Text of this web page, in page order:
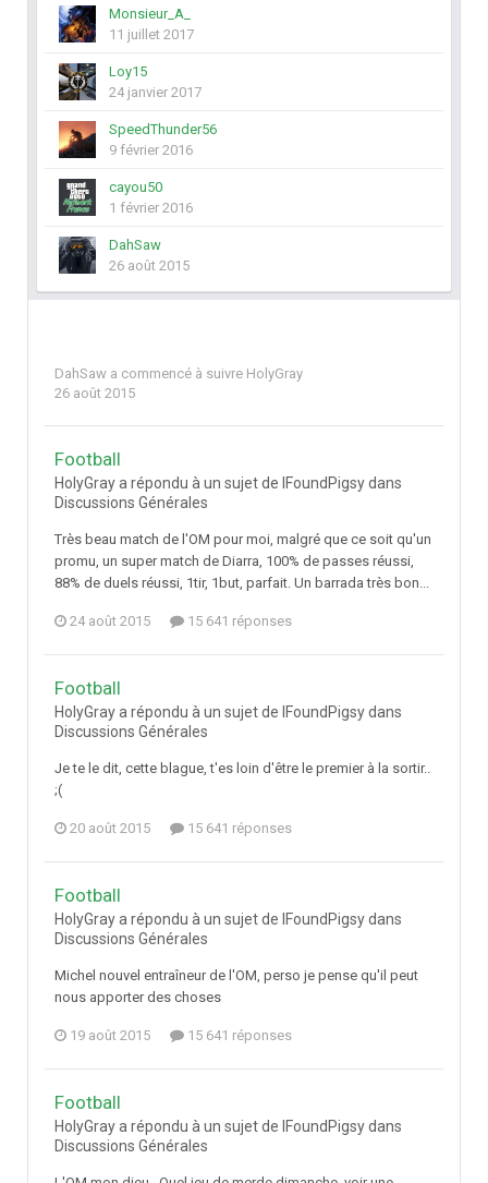
Monsieur_A_
11 juillet 2017
Loy15
24 janvier 2017
SpeedThunder56
9 février 2016
cayou50
1 février 2016
DahSaw
26 août 2015
DahSaw a commencé à suivre HolyGray
26 août 2015
Football
HolyGray a répondu à un sujet de IFoundPigsy dans
Discussions Générales
Très beau match de l'OM pour moi, malgré que ce soit qu'un
promu, un super match de Diarra, 100% de passes réussi,
88% de duels réussi, 1tir, 1but, parfait. Un barrada très bon...
24 août 2015 15 641 réponses
Football
HolyGray a répondu à un sujet de IFoundPigsy dans
Discussions Générales
Je te le dit, cette blague, t'es loin d'être le premier à la sortir..
;(
20 août 2015 15 641 réponses
Football
HolyGray a répondu à un sujet de IFoundPigsy dans
Discussions Générales
Michel nouvel entraîneur de l'OM, perso je pense qu'il peut
nous apporter des choses
19 août 2015 15 641 réponses
Football
HolyGray a répondu à un sujet de IFoundPigsy dans
Discussions Générales